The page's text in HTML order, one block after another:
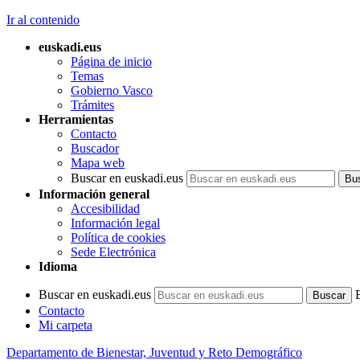
Ir al contenido
euskadi.eus
Página de inicio
Temas
Gobierno Vasco
Trámites
Herramientas
Contacto
Buscador
Mapa web
Buscar en euskadi.eus
Información general
Accesibilidad
Información legal
Política de cookies
Sede Electrónica
Idioma
Buscar en euskadi.eus
Contacto
Mi carpeta
Departamento de Bienestar, Juventud y Reto Demográfico